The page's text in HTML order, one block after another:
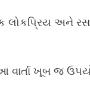
અને
ખૂબ જ